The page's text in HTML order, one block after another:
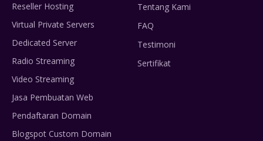
Reseller Hosting
Virtual Private Servers
Dedicated Server
Radio Streaming
Video Streaming
Jasa Pembuatan Web
Pendaftaran Domain
Blogspot Custom Domain
Tentang Kami
FAQ
Testimoni
Sertifikat